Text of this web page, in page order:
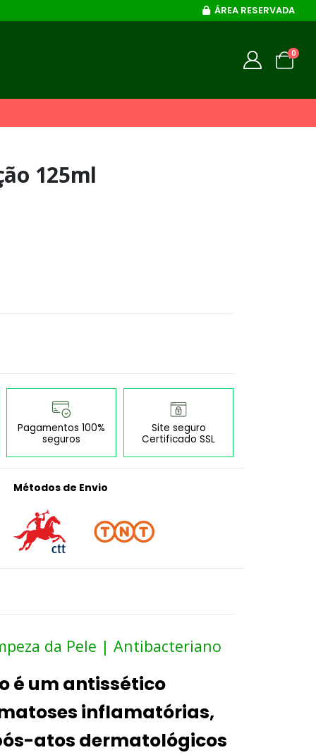
ÁREA RESERVADA
0
125ml
Pagamentos 100%
seguros
Site seguro
Certificado SSL
Métodos de Envio
da Pele | Antibacteriano
é um antissético
inflamatórias,
atos dermatológicos